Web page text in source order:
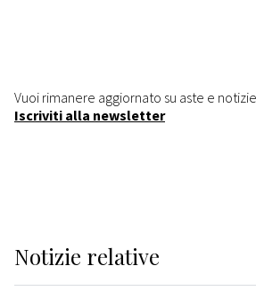
Vuoi rimanere aggiornato su aste e
Iscriviti alla newsletter
Notizie relative